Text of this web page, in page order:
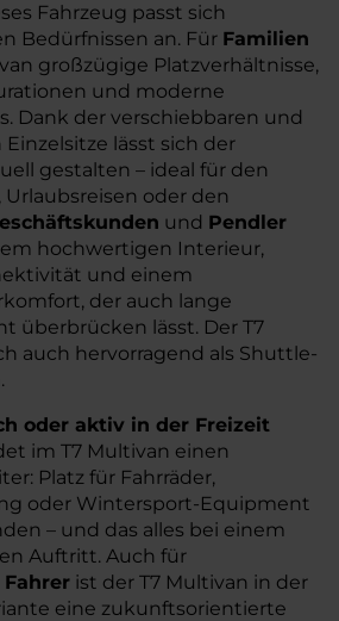
Fahrzeug passt sich
Bedürfnissen an. Für Familien
großzügige Platzverhältnisse,
und moderne
Dank der verschiebbaren und
lässt sich der
gestalten – ideal für den
oder den
und Pendler
hochwertigen Interieur,
und einem
der auch lange
überbrücken lässt. Der T7
auch hervorragend als Shuttle-
oder aktiv in der Freizeit
im T7 Multivan einen
Platz für Fahrräder,
oder Wintersport-Equipment
– und das alles bei einem
Auftritt. Auch für
ist der T7 Multivan in der
eine zukunftsorientierte